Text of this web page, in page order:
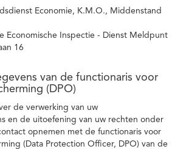
Economie, K.M.O., Middenstand
Economische Inspectie - Dienst Meldpunt
16
van de functionaris voor
(DPO)
de verwerking van uw
en de uitoefening van uw rechten onder
opnemen met de functionaris voor
(Data Protection Officer, DPO) van de